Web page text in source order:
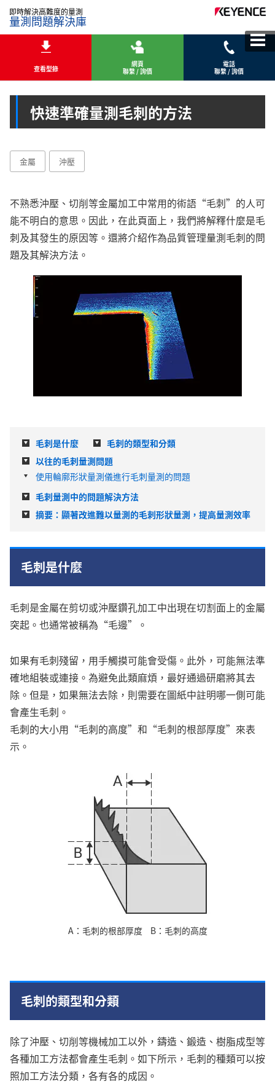
即時解決高難度的量測
量測問題解決庫
查看型錄
網頁
聯繫 / 詢價
電話
聯繫 / 詢價
快速準確量測毛刺的方法
金屬 沖壓
不熟悉沖壓、切削等金屬加工中常用的術語“毛刺”的人可
能不明白的意思。因此，在此頁面上，我們將解釋什麼是毛
刺及其發生的原因等。還將介紹作為品質管理量測毛刺的問
題及其解決方法。
毛刺是什麼
毛刺的類型和分類
以往的毛刺量測問題
使用輪廓形狀量測儀進行毛刺量測的問題
毛刺量測中的問題解決方法
摘要：顯著改進難以量測的毛刺形狀量測，提高量測效率
毛刺是什麼
毛刺是金屬在剪切或沖壓鑽孔加工中出現在切割面上的金屬
突起。也通常被稱為“毛邊”。
A 毛刺的根部厚度 B 毛刺的高度
如果有毛刺殘留，用手觸摸可能會受傷。此外，可能無法準
確地組裝或連接。為避免此類麻煩，最好通過研磨將其去
除。但是，如果無法去除，則需要在圖紙中註明哪一側可能
會產生毛刺。
毛刺的大小用“毛刺的高度”和“毛刺的根部厚度”來表
示。
毛刺的類型和分類
除了沖壓、切削等機械加工以外，鑄造、鍛造、樹脂成型等
各種加工方法都會產生毛刺。如下所示，毛刺的種類可以按
照加工方法分類，各有各的成因。